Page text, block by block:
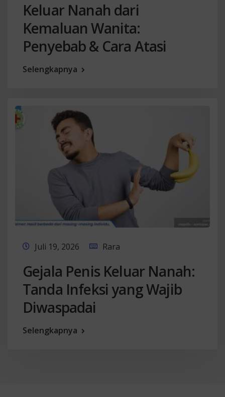
Keluar Nanah dari
Kemaluan Wanita:
Penyebab & Cara Atasi
Selengkapnya
Juli 19, 2026 Rara
Gejala Penis Keluar Nanah:
Tanda Infeksi yang Wajib
Diwaspadai
Selengkapnya